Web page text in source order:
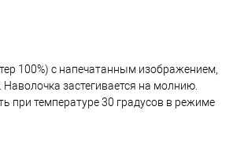
100%) с напечатанным изображением,
застегивается на молнию.
при температуре 30 градусов в режиме